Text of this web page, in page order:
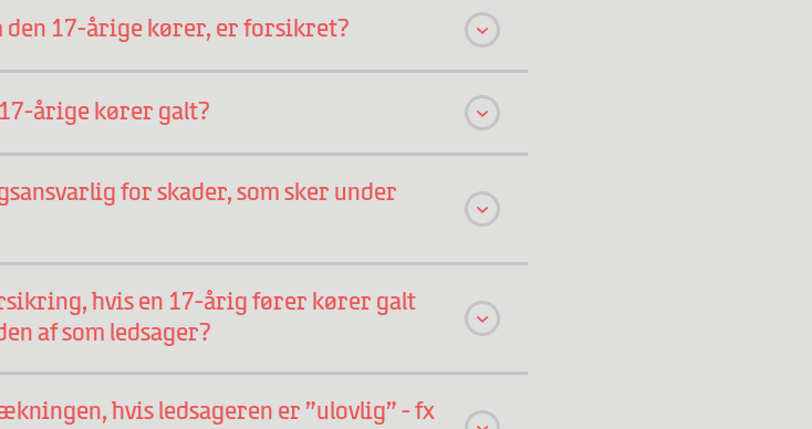
den 17-årige kører, er forsikret?
årige kører galt?
for skader, som sker under
hvis en 17-årig fører kører galt
af som ledsager?
hvis ledsageren er ”ulovlig” - fx